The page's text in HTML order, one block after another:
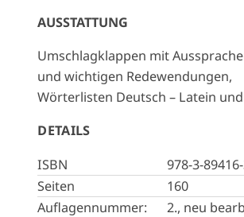
AUSSTATTUNG
Umschlagklappen mit
und wichtigen Redewendungen,
Wörterlisten Deutsch – Latein
DETAILS
ISBN
978-3-
Seiten
160
Auflagennummer:
2., neu